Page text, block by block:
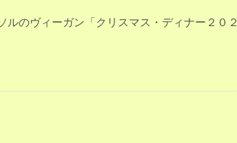
ルのヴィーガン「クリスマス・ディナー２０２